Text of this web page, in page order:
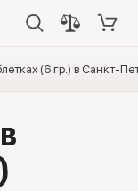
чай Пуэр
(6 гр.) в Санкт-